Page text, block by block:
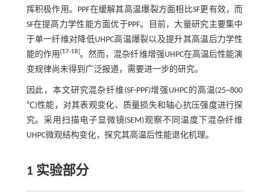
挥积极作用。PPF在缓解其高温爆裂方面相比SF更有效，而
SF在提高力学性能方面优于PPF。目前，大量研究主要集中
于单一纤维对降低UHPC高温爆裂以及提升其高温后力学性
能的作用 17-18 。然而，混杂纤维增强UHPC在高温后性能演
变规律尚未得到广泛报道，需要进一步的研究。
因此，本文研究混杂纤维(SF-PPF)增强UHPC的高温(25~800
℃)性能，对其表观变化、质量损失和轴心抗压强度进行探
究。采用扫描电子显微镜(SEM)观察不同温度下混杂纤维
UHPC微观结构变化，探究其高温后性能退化机理。
1 实验部分